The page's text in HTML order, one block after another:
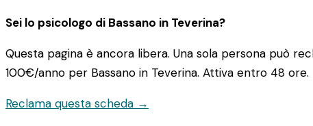
Sei lo psicologo di Bassano in Teverina?
Questa pagina è ancora libera. Una sola persona può
100€/anno per Bassano in Teverina. Attiva entro 48 ore.
Reclama questa scheda →